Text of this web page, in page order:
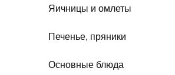
Яичницы и омлеты
Печенье, пряники
Основные блюда